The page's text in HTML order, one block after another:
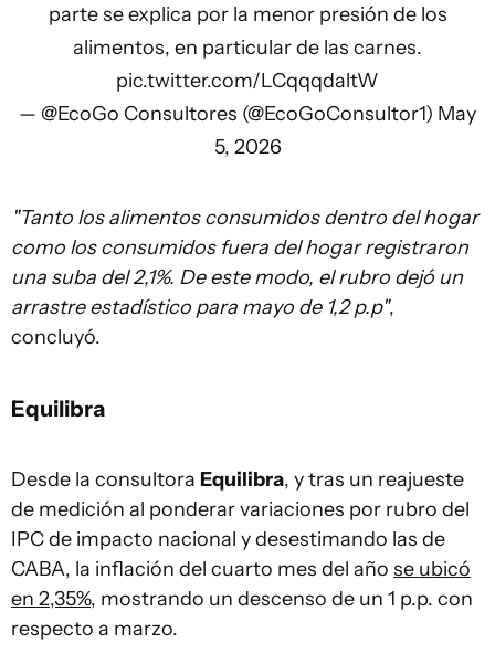
parte se explica por la menor presión de los
alimentos, en particular de las carnes.
pic.twitter.com/LCqqqdaltW
— @EcoGo Consultores (@EcoGoConsultor1) May
5, 2026
"Tanto los alimentos consumidos dentro del hogar
como los consumidos fuera del hogar registraron
una suba del 2,1%. De este modo, el rubro dejó un
arrastre estadístico para mayo de 1,2 p.p",
concluyó.
Equilibra
Desde la consultora Equilibra, y tras un reajueste
de medición al ponderar variaciones por rubro del
IPC de impacto nacional y desestimando las de
CABA, la inflación del cuarto mes del año se ubicó
en 2,35%, mostrando un descenso de un 1 p.p. con
respecto a marzo.